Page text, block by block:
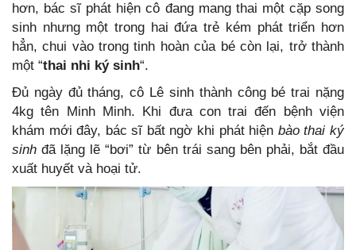
hơn, bác sĩ phát hiện cô đang mang thai một cặp song
sinh nhưng một trong hai đứa trẻ kém phát triển hơn
hẳn, chui vào trong tinh hoàn của bé còn lại, trở thành
một “thai nhi ký sinh“.
Đủ ngày đủ tháng, cô Lê sinh thành công bé trai nặng
4kg tên Minh Minh. Khi đưa con trai đến bệnh viện
khám mới đây, bác sĩ bất ngờ khi phát hiện bào thai ký
sinh đã lặng lẽ “bơi” từ bên trái sang bên phải, bắt đầu
xuất huyết và hoại tử.